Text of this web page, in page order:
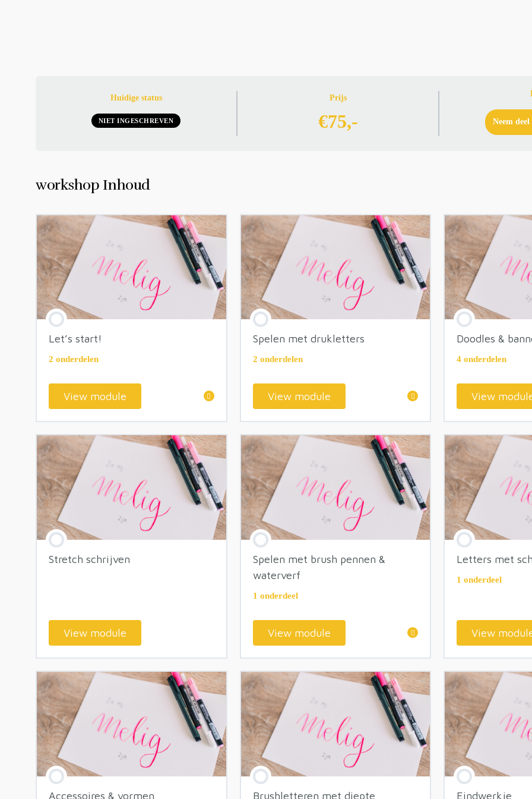
Huidige status
NIET INGESCHREVEN
Prijs
€75,- Neem deel
workshop Inhoud
Let’s start!
2 onderdelen
View module
module inhoud
Welkom!
Jouw extra vragen
Spelen met drukletters
2 onderdelen
View module
module inhoud
Spelen met hoogte
Schaduw letters
Doodles &
4 onderdelen
View
module
Doodles
Banners
Doodles &
Werken met
Stretch schrijven
View module
Spelen met brush pennen &
waterverf
1 onderdeel
View module
module inhoud
Boeken tip
Letters met
1 onderdeel
View
module
Accessoires & vormen Brushletteren met diepte Eindwerkje